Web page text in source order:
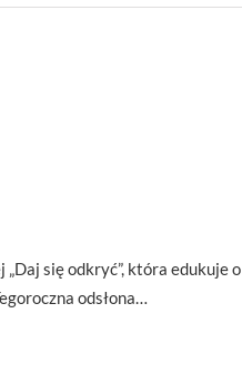
się odkryć”, która edukuje o
odsłona…